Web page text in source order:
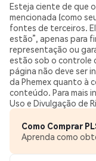
Esteja ciente de que
mencionada (como
fontes de terceiros.
estão”, apenas para
representação ou
estão sob o controle
página não deve ser
da Phemex quanto à
conteúdo. Para mais
Uso e Divulgação de
Como Comprar
Aprenda como